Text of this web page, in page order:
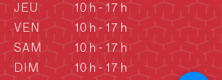
JEU
VEN
SAM
DIM
10 h - 17 h
10 h - 17 h
10 h - 17 h
10 h - 17 h